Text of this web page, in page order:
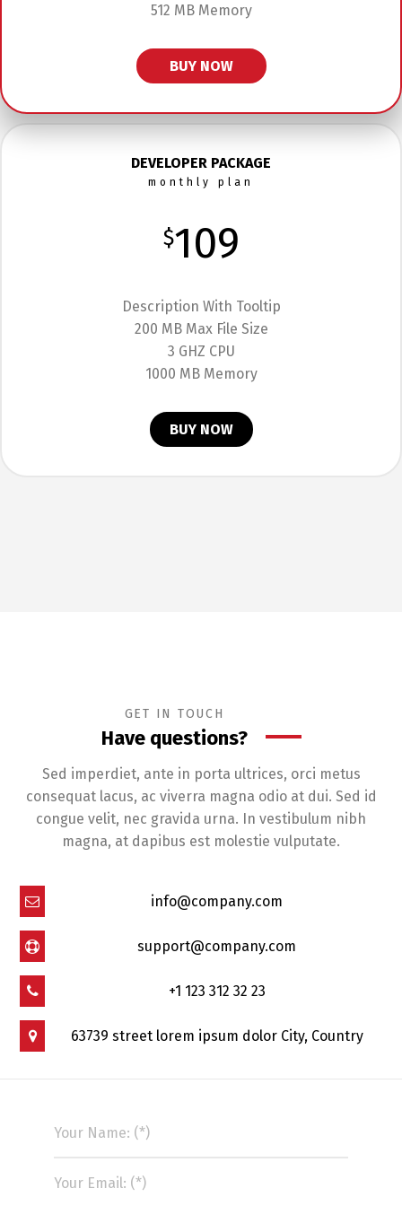
512 MB Memory
BUY NOW
DEVELOPER PACKAGE
monthly plan
$109
Description With Tooltip
200 MB Max File Size
3 GHZ CPU
1000 MB Memory
BUY NOW
GET IN TOUCH
Have questions?
Sed imperdiet, ante in porta ultrices, orci metus
consequat lacus, ac viverra magna odio at dui. Sed id
congue velit, nec gravida urna. In vestibulum nibh
magna, at dapibus est molestie vulputate.
info@company.com
support@company.com
+1 123 312 32 23
63739 street lorem ipsum dolor City, Country